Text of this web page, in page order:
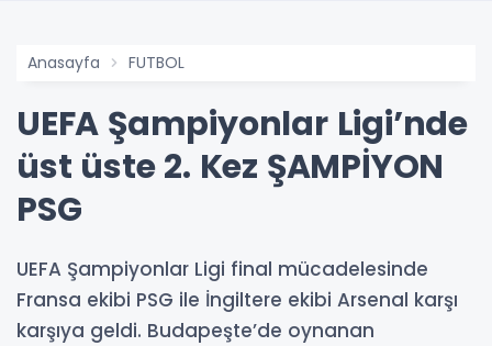
Anasayfa FUTBOL
UEFA Şampiyonlar Ligi’nde
üst üste 2. Kez ŞAMPİYON
PSG
UEFA Şampiyonlar Ligi final mücadelesinde
Fransa ekibi PSG ile İngiltere ekibi Arsenal karşı
karşıya geldi. Budapeşte’de oynanan